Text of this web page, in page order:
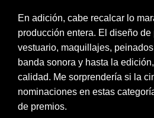
En adición, cabe recalcar lo
producción entera. El diseño
vestuario, maquillajes,
banda sonora y hasta la
calidad. Me sorprendería si la
nominaciones en estas
de premios.